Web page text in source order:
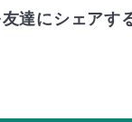
達にシェアす